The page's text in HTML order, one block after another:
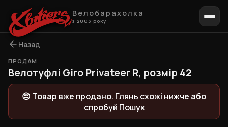
Велобарахолка
з 2003 року
Назад
ПРОДАМ
Велотуфлі Giro Privateer R, розмір 42
😔 Товар вже продано. Глянь схожі нижче або
спробуй Пошук